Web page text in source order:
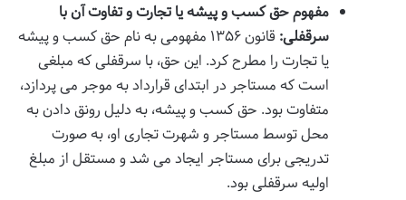
مفهوم حق کسب و پیشه یا تجارت و تفاوت آن با
سرقفلی:
قانون ۱۳۵۶ مفهومی به نام حق کسب و پیشه
یا تجارت را مطرح کرد. این حق، با سرقفلی که مبلغی
است که مستاجر در ابتدای قرارداد به موجر می پردازد،
متفاوت بود. حق کسب و پیشه، به دلیل رونق دادن به
محل توسط مستاجر و شهرت تجاری او، به صورت
تدریجی برای مستاجر ایجاد می شد و مستقل از مبلغ
اولیه سرقفلی بود.